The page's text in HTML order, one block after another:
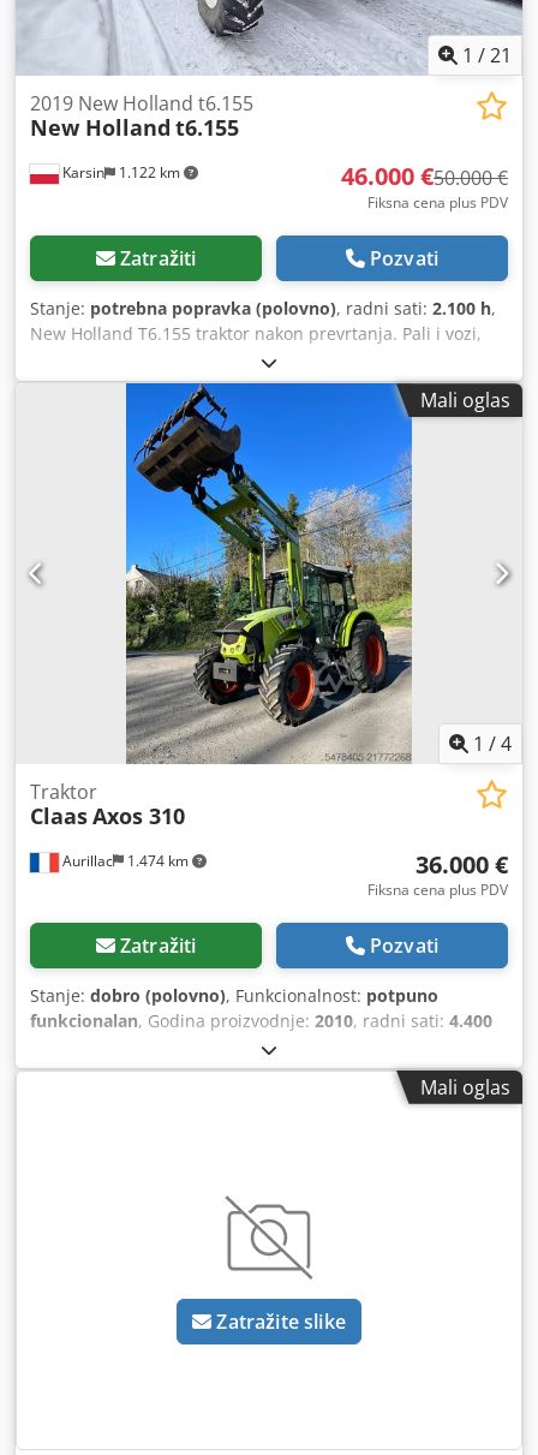
1 /21
Karsin 1.122 km
2019 New Holland t6.155
New Holland t6.155
46.000 €50.000 €
Fiksna cena plus PDV
Zatražiti Pozvati
Stanje: potrebna popravka (polovno), radni sati: 2.100 h,
New Holland T6.155 traktor nakon prevrtanja. Pali i vozi,
2100 sati. Dkjdjyl S S Uopfx Ai Usr
Mali oglas
1 /4
Aurillac 1.474 km
Traktor
ClaasAxos 310
36.000 €
Fiksna cena plus PDV
Zatražiti Pozvati
Stanje: dobro (polovno), Funkcionalnost: potpuno
funkcionalan, Godina proizvodnje: 2010, radni sati: 4.400
55,16 kW (75,00 KS), broj mašine/vozila:
A2204DAA2203584, Oprema:kabina, Hidraulični inverzor,
bez klimatizacije, utovarivač FL80 Dodpoy Eq Upofx Ai Uskr
Mali oglas
Zatražite slike